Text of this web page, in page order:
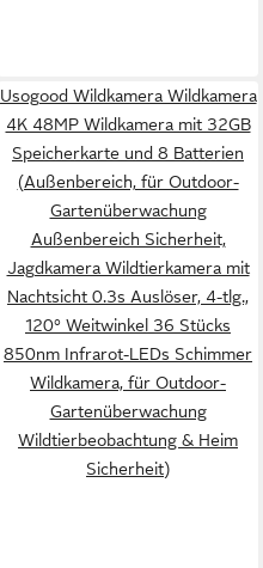
Usogood Wildkamera Wildkamera
4K 48MP Wildkamera mit 32GB
Speicherkarte und 8 Batterien
(Außenbereich, für Outdoor-
Gartenüberwachung
Außenbereich Sicherheit,
Jagdkamera Wildtierkamera mit
Nachtsicht 0.3s Auslöser, 4-tlg.,
120° Weitwinkel 36 Stücks
850nm Infrarot-LEDs Schimmer
Wildkamera, für Outdoor-
Gartenüberwachung
Wildtierbeobachtung & Heim
Sicherheit)